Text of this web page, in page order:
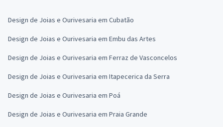
Design de Joias e Ourivesaria em Cubatão
Design de Joias e Ourivesaria em Embu das Artes
Design de Joias e Ourivesaria em Ferraz de Vasconcelos
Design de Joias e Ourivesaria em Itapecerica da Serra
Design de Joias e Ourivesaria em Poá
Design de Joias e Ourivesaria em Praia Grande